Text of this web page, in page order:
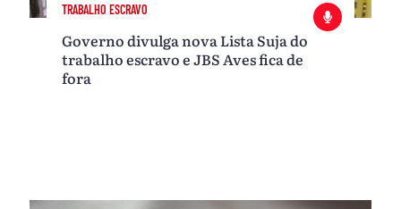
TRABALHO ESCRAVO
Governo divulga nova Lista Suja do
trabalho escravo e JBS Aves fica de
fora